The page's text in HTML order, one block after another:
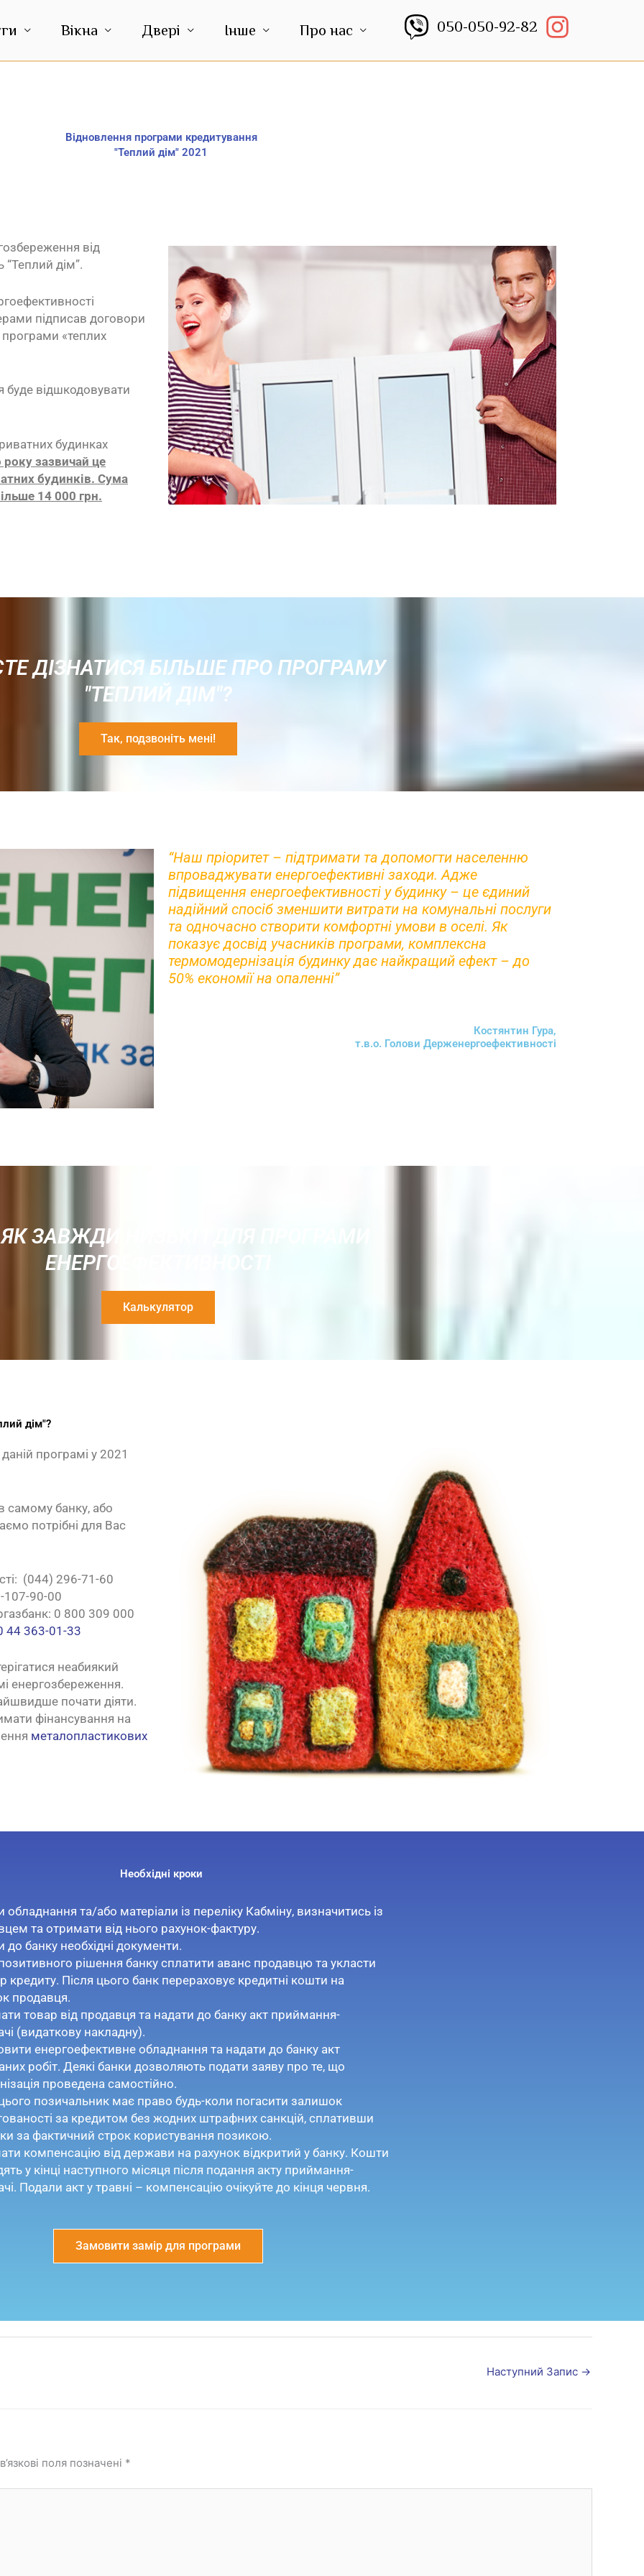
Вікна Двері Інше Про нас 050-050-92-82
Відновлення програми кредитування
"Теплий дім" 2021
від
“Теплий дім”.
підписав договори
програми «теплих
буде відшкодовувати
будинках
року зазвичай це
будинків. Сума
14 000 грн.
ДІЗНАТИСЯ БІЛЬШЕ ПРО ПРОГРАМУ
"ТЕПЛИЙ ДІМ"?
Так, подзвоніть мені!
“Наш пріоритет – підтримати та допомогти населенню
впроваджувати енергоефективні заходи. Адже
підвищення енергоефективності у будинку – це єдиний
надійний спосіб зменшити витрати на комунальні послуги
та одночасно створити комфортні умови в оселі. Як
показує досвід учасників програми, комплексна
термомодернізація будинку дає найкращий ефект – до
50% економії на опаленні”
Костянтин Гура,
т.в.о. Голови Держенергоефективності
ЗАВЖДИ НИЗЬКІ І ДЛЯ ПРОГРАМИ
ЕНЕРГОЕФЕКТИВНОСТІ
Калькулятор
дім"?
програмі у 2021
самому банку, або
потрібні для Вас
(044) 296-71-60
107-90-00
0 800 309 000
44 363-01-33
неабиякий
енергозбереження.
почати діяти.
фінансування на
металопластикових
Необхідні кроки
обладнання та/або матеріали із переліку Кабміну, визначитись із
та отримати від нього рахунок-фактуру.
до банку необхідні документи.
рішення банку сплатити аванс продавцю та укласти
кредиту. Після цього банк перераховує кредитні кошти на
продавця.
товар від продавця та надати до банку акт приймання-
(видаткову накладну).
енергоефективне обладнання та надати до банку акт
робіт. Деякі банки дозволяють подати заяву про те, що
проведена самостійно.
позичальник має право будь-коли погасити залишок
за кредитом без жодних штрафних санкцій, сплативши
за фактичний строк користування позикою.
компенсацію від держави на рахунок відкритий у банку. Кошти
у кінці наступного місяця після подання акту приймання-
Подали акт у травні – компенсацію очікуйте до кінця червня.
Замовити замір для програми
Наступний Запис →
поля позначені *